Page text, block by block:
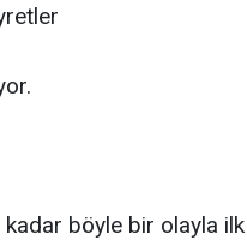
böyle bir olayla